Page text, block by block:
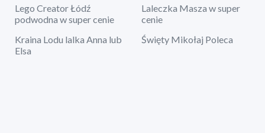
Lego Creator Łódź
podwodna w super cenie
Laleczka Masza w super
cenie
Kraina Lodu lalka Anna lub
Elsa
Święty Mikołaj Poleca